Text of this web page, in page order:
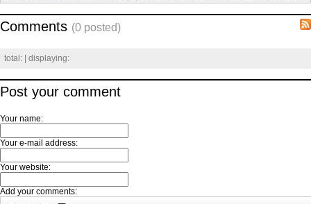
Comments (0 posted)
total: | displaying:
Post your comment
Your name:
Your e-mail address:
Your website:
Add your comments: